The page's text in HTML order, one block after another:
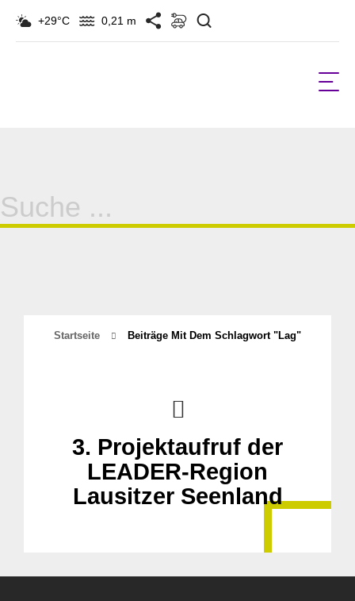
+29°C 0,21 m
Suche
für:
Startseite Beiträge Mit Dem Schlagwort "lag"
3. Projektaufruf der
LEADER-Region
Lausitzer Seenland